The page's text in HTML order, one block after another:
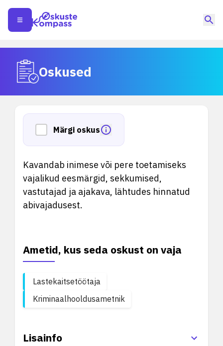
Oskused
Märgi oskus
Kavandab inimese või pere toetamiseks
vajalikud eesmärgid, sekkumised,
vastutajad ja ajakava, lähtudes hinnatud
abivajadusest.
Ametid, kus seda oskust on vaja
Lastekaitsetöötaja
Kriminaalhooldusametnik
Lisainfo